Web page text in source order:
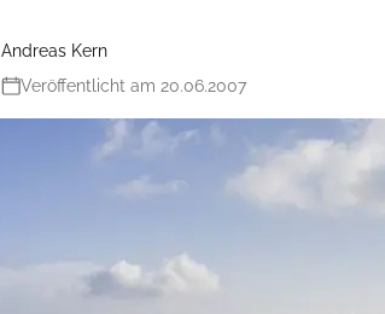
Andreas Kern
Veröffentlicht am 20.06.2007